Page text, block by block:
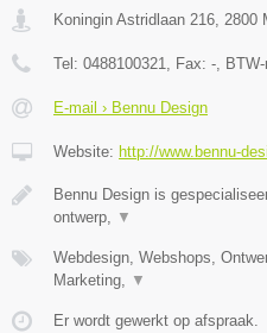
Koningin Astridlaan 216 2800
Tel: 0488100321 , Fax: - ,
E-mail › Bennu Design
Website: http://www.bennu-
Bennu Design is
ontwerp,
▼
Webdesign, Webshops,
Marketing,
▼
Er wordt gewerkt op afspraak.